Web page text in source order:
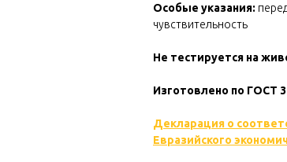
Особые указания:
чувствительность
Не тестируется на
Изготовлено по ГОСТ
Декларация о
Евразийского